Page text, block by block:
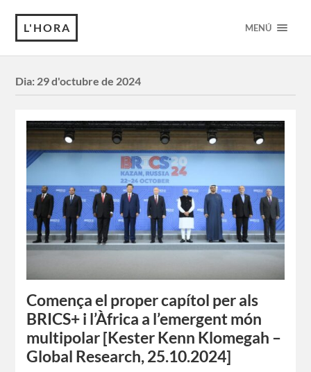
L'HORA MENÚ
Dia: 29 d'octubre de 2024
Comença el proper capítol per als
BRICS+ i l’Àfrica a l’emergent món
multipolar [Kester Kenn Klomegah –
Global Research, 25.10.2024]